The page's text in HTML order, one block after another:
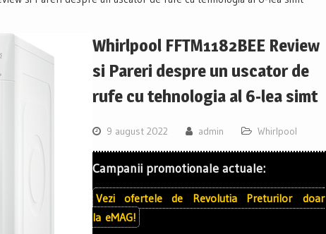
Whirlpool FFTM1182BEE Review
si Pareri despre un uscator de
rufe cu tehnologia al 6-lea simt
9 august 2022 admin Whirlpool
Campanii promotionale actuale:
Vezi ofertele de Revolutia Preturilor
doar
la eMAG!